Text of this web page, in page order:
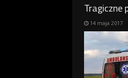
Tragiczne
14 maja 2017